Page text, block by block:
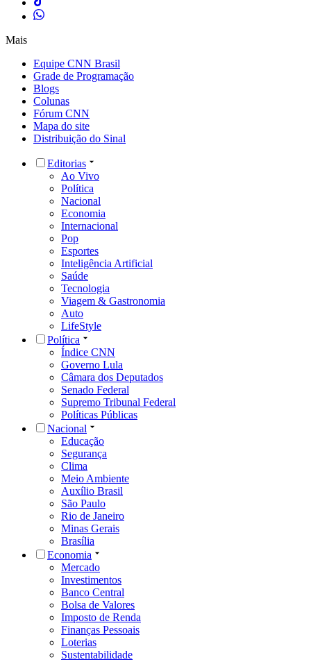
Mais
Equipe CNN Brasil
Grade de Programação
Blogs
Colunas
Fórum CNN
Mapa do site
Distribuição do Sinal
Editorias
Ao Vivo
Política
Nacional
Economia
Internacional
Pop
Esportes
Inteligência Artificial
Saúde
Tecnologia
Viagem & Gastronomia
Auto
LifeStyle
Política
Índice CNN
Governo Lula
Câmara dos Deputados
Senado Federal
Supremo Tribunal Federal
Políticas Públicas
Nacional
Educação
Segurança
Clima
Meio Ambiente
Auxílio Brasil
São Paulo
Rio de Janeiro
Minas Gerais
Brasília
Economia
Mercado
Investimentos
Banco Central
Bolsa de Valores
Imposto de Renda
Finanças Pessoais
Loterias
Sustentabilidade